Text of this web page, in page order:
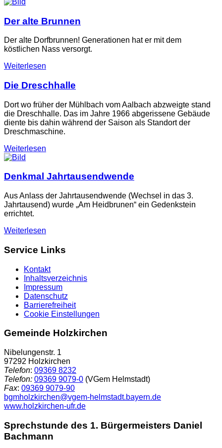
Der alte Brunnen
Der alte Dorfbrunnen! Generationen hat er mit dem
köstlichen Nass versorgt.
Weiterlesen
Die Dreschhalle
Dort wo früher der Mühlbach vom Aalbach abzweigte stand
die Dreschhalle. Das im Jahre 1966 abgerissene Gebäude
diente bis dahin während der Saison als Standort der
Dreschmaschine.
Weiterlesen
Denkmal Jahrtausendwende
Aus Anlass der Jahrtausendwende (Wechsel in das 3.
Jahrtausend) wurde „Am Heidbrunen“ ein Gedenkstein
errichtet.
Weiterlesen
Service Links
Kontakt
Inhaltsverzeichnis
Impressum
Datenschutz
Barrierefreiheit
Cookie Einstellungen
Gemeinde Holzkirchen
Nibelungenstr. 1
97292 Holzkirchen
Telefon: 09369 8232
Telefon: 09369 9079-0 (VGem Helmstadt)
Fax: 09369 9079-90
bgmholzkirchen@vgem-helmstadt.bayern.de
www.holzkirchen-ufr.de
Sprechstunde des 1. Bürgermeisters Daniel
Bachmann